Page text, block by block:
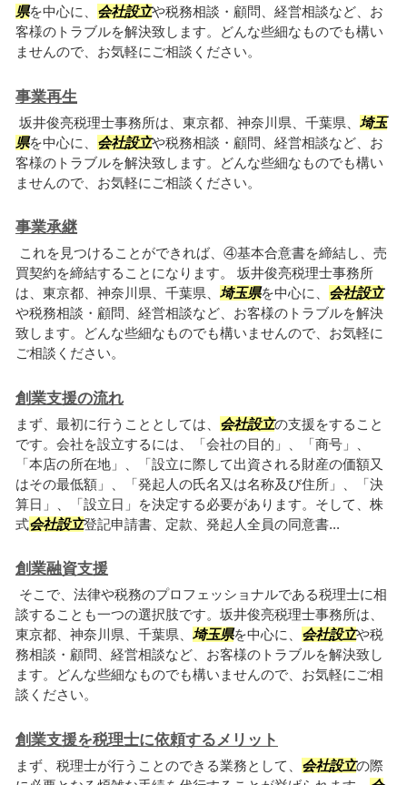
県を中心に、 会社設立や税務相談・顧問、経営相談など、お
客様のトラブルを解決致します。どんな些細なものでも構い
ませんので、お気軽にご相談ください。
事業再生
坂井俊亮税理士事務所は、東京都、神奈川県、千葉県、 埼玉
県を中心に、 会社設立や税務相談・顧問、経営相談など、お
客様のトラブルを解決致します。どんな些細なものでも構い
ませんので、お気軽にご相談ください。
事業承継
これを見つけることができれば、④基本合意書を締結し、売
買契約を締結することになります。 坂井俊亮税理士事務所
は、東京都、神奈川県、千葉県、 埼玉県を中心に、 会社設立
や税務相談・顧問、経営相談など、お客様のトラブルを解決
致します。どんな些細なものでも構いませんので、お気軽に
ご相談ください。
創業支援の流れ
まず、最初に行うこととしては、 会社設立の支援をすること
です。会社を設立するには、「会社の目的」、「商号」、
「本店の所在地」、「設立に際して出資される財産の価額又
はその最低額」、「発起人の氏名又は名称及び住所」、「決
算日」、「設立日」を決定する必要があります。そして、株
式会社設立登記申請書、定款、発起人全員の同意書...
創業融資支援
そこで、法律や税務のプロフェッショナルである税理士に相
談することも一つの選択肢です。坂井俊亮税理士事務所は、
東京都、神奈川県、千葉県、 埼玉県を中心に、 会社設立や税
務相談・顧問、経営相談など、お客様のトラブルを解決致し
ます。どんな些細なものでも構いませんので、お気軽にご相
談ください。
創業支援を税理士に依頼するメリット
まず、税理士が行うことのできる業務として、 会社設立の際